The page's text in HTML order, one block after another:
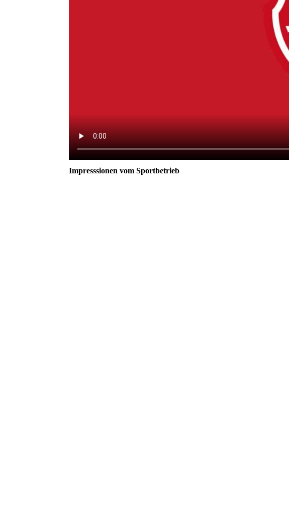
Impresssionen vom Sportbetrieb